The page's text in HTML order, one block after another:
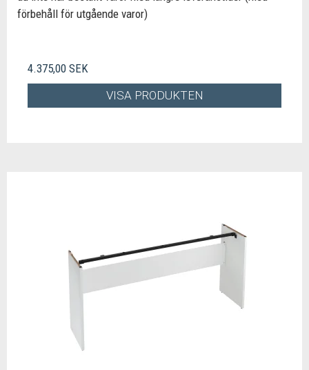
förbehåll för utgående varor)
4.375,00 SEK
VISA PRODUKTEN